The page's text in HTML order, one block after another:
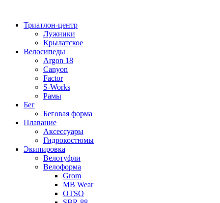
содержимому
Триатлон-центр
Лужники
Крылатское
Велосипеды
Argon 18
Canyon
Factor
S-Works
Рамы
Бег
Беговая форма
Плавание
Аксессуары
Гидрокостюмы
Экипировка
Велотуфли
Велоформа
Grom
MB Wear
OTSO